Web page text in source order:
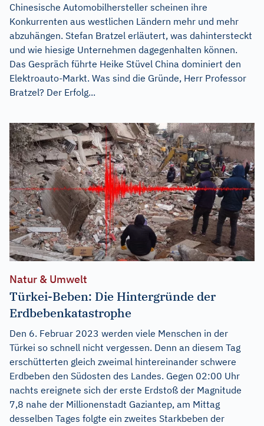
Chinesische Automobilhersteller scheinen ihre
Konkurrenten aus westlichen Ländern mehr und mehr
abzuhängen. Stefan Bratzel erläutert, was dahintersteckt
und wie hiesige Unternehmen dagegenhalten können.
Das Gespräch führte Heike Stüvel China dominiert den
Elektroauto-Markt. Was sind die Gründe, Herr Professor
Bratzel? Der Erfolg...
Natur & Umwelt
Türkei-Beben: Die Hintergründe der
Erdbebenkatastrophe
Den 6. Februar 2023 werden viele Menschen in der
Türkei so schnell nicht vergessen. Denn an diesem Tag
erschütterten gleich zweimal hintereinander schwere
Erdbeben den Südosten des Landes. Gegen 02:00 Uhr
nachts ereignete sich der erste Erdstoß der Magnitude
7,8 nahe der Millionenstadt Gaziantep, am Mittag
desselben Tages folgte ein zweites Starkbeben der